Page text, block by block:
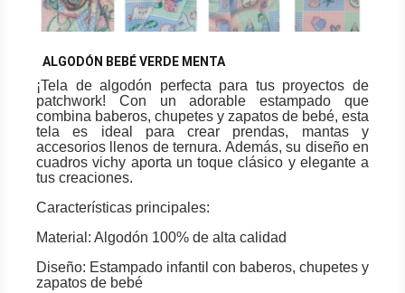
ALGODÓN BEBÉ VERDE MENTA
¡Tela de algodón perfecta para tus proyectos de
patchwork! Con un adorable estampado que
combina baberos, chupetes y zapatos de bebé, esta
tela es ideal para crear prendas, mantas y
accesorios llenos de ternura. Además, su diseño en
cuadros vichy aporta un toque clásico y elegante a
tus creaciones.
Características principales:
Material: Algodón 100% de alta calidad
Diseño: Estampado infantil con baberos, chupetes y
zapatos de bebé